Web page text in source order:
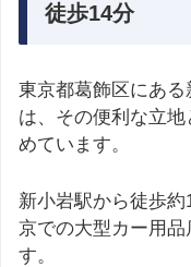
徒歩14分
東京都葛飾区にあ
は、その便利な立
めています。
新小岩駅から徒歩
京での大型カー用
す。